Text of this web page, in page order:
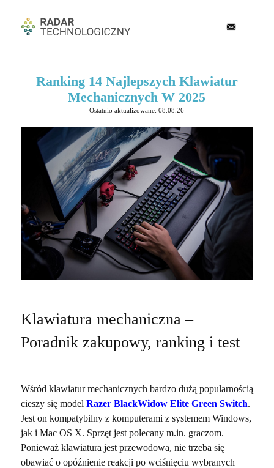
Ranking 14 Najlepszych Klawiatur
Mechanicznych W 2025
Ostatnio aktualizowane: 08.08.26
Klawiatura mechaniczna –
Poradnik zakupowy, ranking i test
Wśród klawiatur mechanicznych bardzo dużą popularnością
cieszy się model Razer BlackWidow Elite Green Switch.
Jest on kompatybilny z komputerami z systemem Windows,
jak i Mac OS X. Sprzęt jest polecany m.in. graczom.
Ponieważ klawiatura jest przewodowa, nie trzeba się
obawiać o opóźnienie reakcji po wciśnięciu wybranych